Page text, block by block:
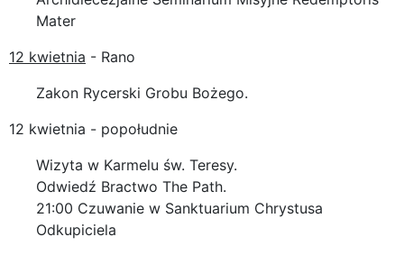
Mater
12 kwietnia - Rano
Zakon Rycerski Grobu Bożego.
12 kwietnia - popołudnie
Wizyta w Karmelu św. Teresy.
Odwiedź Bractwo The Path.
21:00 Czuwanie w Sanktuarium Chrystusa
Odkupiciela